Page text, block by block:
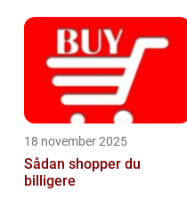
18 november 2025
Sådan shopper du
billigere